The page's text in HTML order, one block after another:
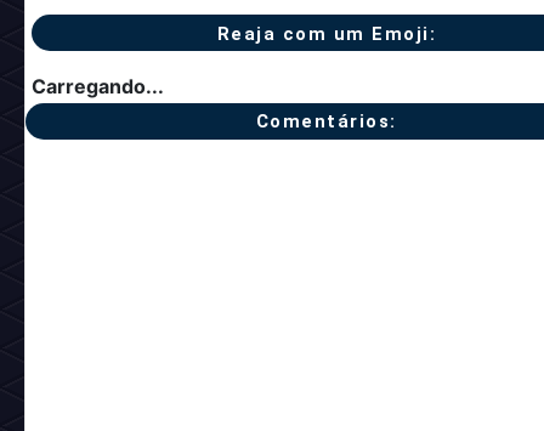
Reaja com um Emoji:
Carregando...
Comentários: